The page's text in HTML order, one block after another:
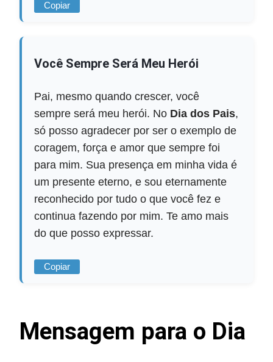
Copiar
Você Sempre Será Meu Herói
Pai, mesmo quando crescer, você
sempre será meu herói. No Dia dos Pais,
só posso agradecer por ser o exemplo de
coragem, força e amor que sempre foi
para mim. Sua presença em minha vida é
um presente eterno, e sou eternamente
reconhecido por tudo o que você fez e
continua fazendo por mim. Te amo mais
do que posso expressar.
Copiar
Mensagem para o Dia